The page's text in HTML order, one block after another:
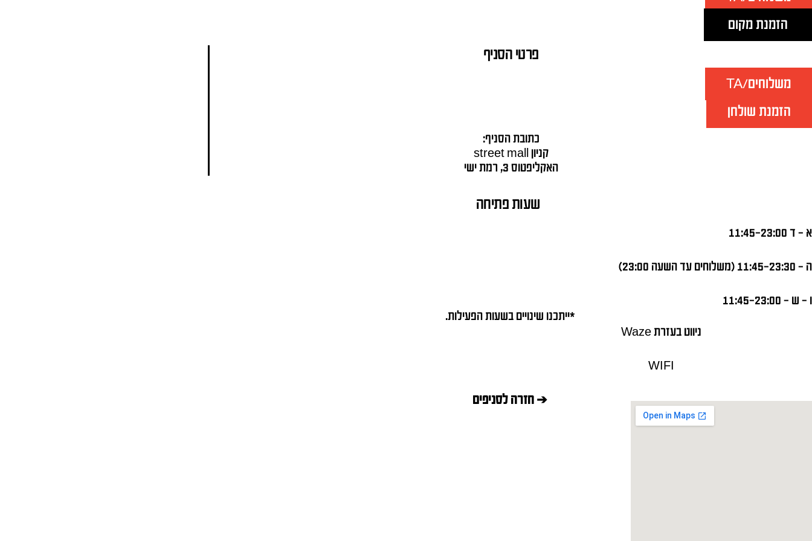
הזמנת מקום
פרטי הסניף
משלוחים/TA
הזמנת שולחן
כתובת הסניף:
קניון street mall
האקליפטוס 3, רמת ישי
שעות פתיחה
א – ד 11:45-23:00
ה – 11:45-23:30 (משלוחים עד השעה 23:00)
ו – ש – 11:45-23:00
*ייתכנו שינויים בשעות הפעילות.
ניווט בעזרת Waze
WIFI
➔ חזרה לסניפים